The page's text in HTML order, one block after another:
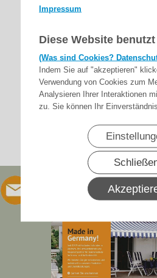
Impressum
Diese Website
(Was sind Cookies?
Indem Sie auf "akzeptieren"
Verwendung von Cookies zum
Analysieren Ihrer Interaktionen
zu. Sie können Ihr